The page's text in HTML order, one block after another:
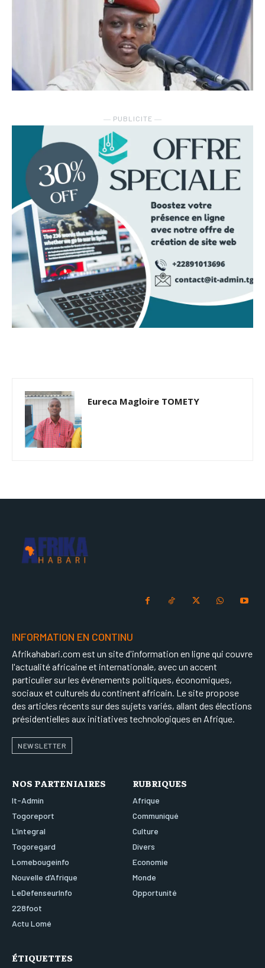
― PUBLICITE ―
Eureca Magloire TOMETY
INFORMATION EN CONTINU
Afrikahabari.com est un site d'information en ligne qui couvre
l'actualité africaine et internationale, avec un accent
particulier sur les événements politiques, économiques,
sociaux et culturels du continent africain. Le site propose
des articles récents sur des sujets variés, allant des élections
présidentielles aux initiatives technologiques en Afrique.
NEWSLETTER
NOS PARTENIAIRES
It-Admin
Togoreport
L’integral
Togoregard
Lomebougeinfo
Nouvelle d’Afrique
LeDefenseurInfo
228foot
Actu Lomé
RUBRIQUES
Afrique
Communiqué
Culture
Divers
Economie
Monde
Opportunité
ÉTIQUETTES